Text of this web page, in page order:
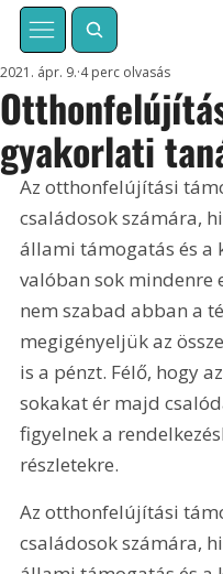
gyakorlati
2021. ápr. 9. 4 perc olvasás
Az otthonfelújítási
családosok számára,
állami támogatás és a
valóban sok mindenre
nem szabad abban a
megigényeljük az
is a pénzt. Félő, hogy
sokakat ér majd
figyelnek a
részletekre.
Az otthonfelújítási
családosok számára,